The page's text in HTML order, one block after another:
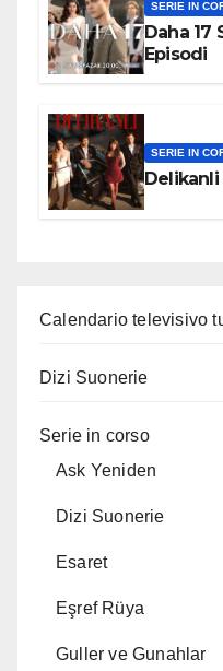
SERIE IN
Daha 17
Episodi
SERIE IN
Calendario televisivo
Dizi Suonerie
Serie in corso
Ask Yeniden
Dizi Suonerie
Esaret
Eşref Rüya
Guller ve Gunahlar